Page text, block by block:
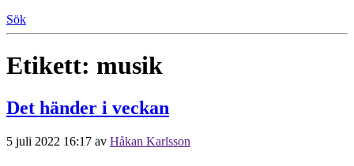
Sök
Etikett: musik
Det händer i veckan
5 juli 2022 16:17 av Håkan Karlsson